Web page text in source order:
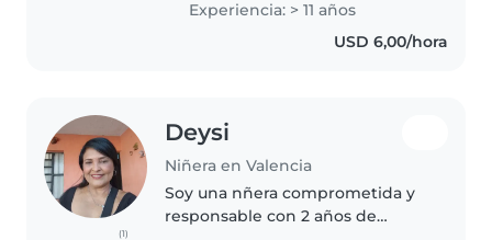
los cuales quedan bajo el
cuidado de mi madre. Tengo
Experiencia: > 11 años
USD 6,00/hora
(1)
Deysi
Niñera en Valencia
Soy una nñera comprometida y
responsable con 2 años de